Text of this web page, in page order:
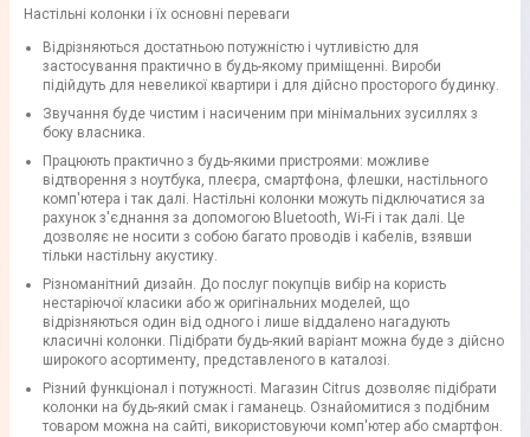
Настільні колонки і їх основні переваги
Відрізняються достатньою потужністю і чутливістю для
застосування практично в будь-якому приміщенні. Вироби
підійдуть для невеликої квартири і для дійсно просторого будинку.
Звучання буде чистим і насиченим при мінімальних зусиллях з
боку власника.
Працюють практично з будь-якими пристроями: можливе
відтворення з ноутбука, плеєра, смартфона, флешки, настільного
комп'ютера і так далі. Настільні колонки можуть підключатися за
рахунок з'єднання за допомогою Bluetooth, Wi-Fi і так далі. Це
дозволяє не носити з собою багато проводів і кабелів, взявши
тільки настільну акустику.
Різноманітний дизайн. До послуг покупців вибір на користь
нестаріючої класики або ж оригінальних моделей, що
відрізняються один від одного і лише віддалено нагадують
класичні колонки. Підібрати будь-який варіант можна буде з дійсно
широкого асортименту, представленого в каталозі.
Різний функціонал і потужності. Магазин Citrus дозволяє підібрати
колонки на будь-який смак і гаманець. Ознайомитися з подібним
товаром можна на сайті, використовуючи комп'ютер або смартфон.